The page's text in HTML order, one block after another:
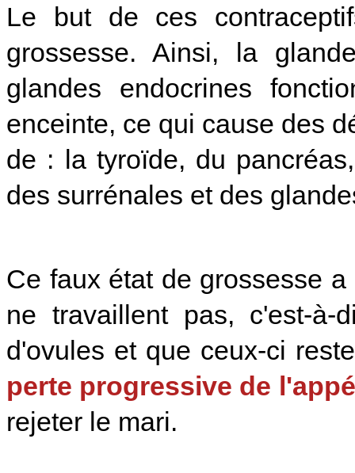
Le but de ces
grossesse. Ainsi, la
glandes endocrines
enceinte, ce qui cause des
de : la tyroïde, du
des surrénales et des
Ce faux état de grossesse
ne travaillent pas, c'est-
d'ovules et que ceux-ci
perte progressive de
rejeter le mari.